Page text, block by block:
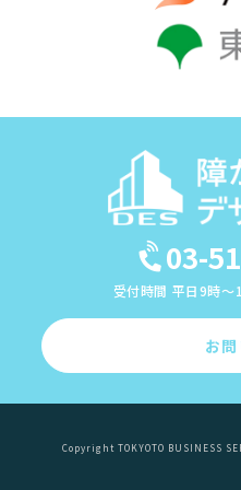
03-
受付時間 平日9時～
お
Copyright TOKYOTO BUSINESS